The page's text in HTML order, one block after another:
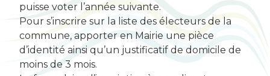
puisse voter l’année suivante.
Pour s’inscrire sur la liste des électeurs de la
commune, apporter en Mairie une pièce
d’identité ainsi qu’un justificatif de domicile de
moins de 3 mois.